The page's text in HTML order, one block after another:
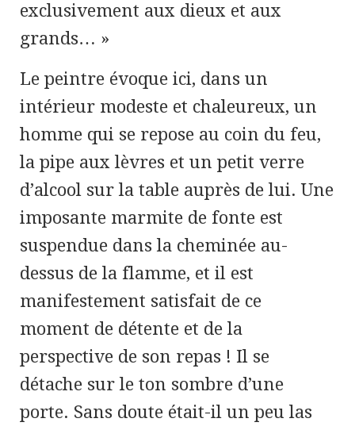
exclusivement aux dieux et aux
grands… »
Le peintre évoque ici, dans un
intérieur modeste et chaleureux, un
homme qui se repose au coin du feu,
la pipe aux lèvres et un petit verre
d’alcool sur la table auprès de lui. Une
imposante marmite de fonte est
suspendue dans la cheminée au-
dessus de la flamme, et il est
manifestement satisfait de ce
moment de détente et de la
perspective de son repas ! Il se
détache sur le ton sombre d’une
porte. Sans doute était-il un peu las